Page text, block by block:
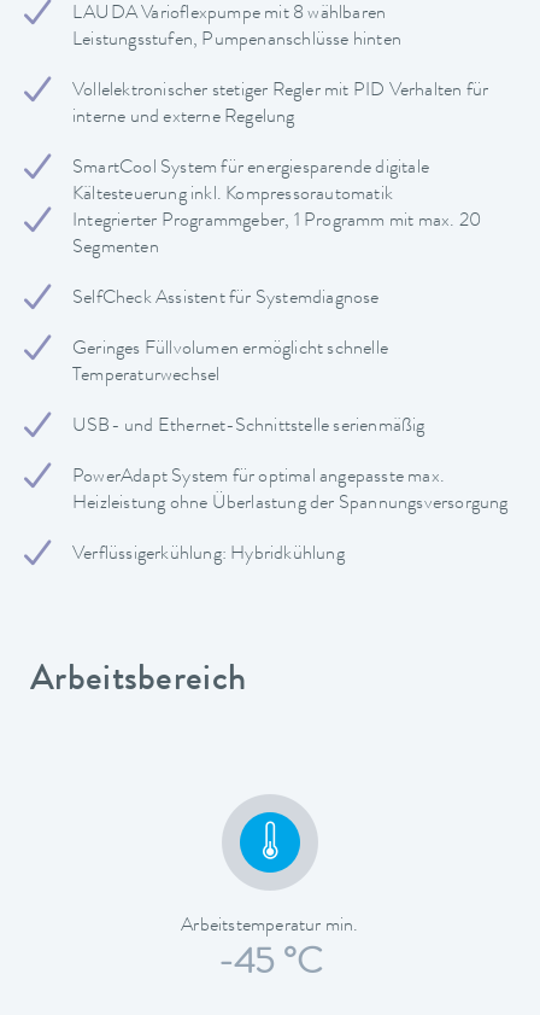
LAUDA Varioflexpumpe mit 8 wählbaren
Leistungsstufen, Pumpenanschlüsse hinten
Vollelektronischer stetiger Regler mit PID Verhalten für
interne und externe Regelung
SmartCool System für energiesparende digitale
Kältesteuerung inkl. Kompressorautomatik
Integrierter Programmgeber, 1 Programm mit max. 20
Segmenten
SelfCheck Assistent für Systemdiagnose
Geringes Füllvolumen ermöglicht schnelle
Temperaturwechsel
USB- und Ethernet-Schnittstelle serienmäßig
PowerAdapt System für optimal angepasste max.
Heizleistung ohne Überlastung der Spannungsversorgung
Verflüssigerkühlung: Hybridkühlung
Arbeitsbereich
Arbeitstemperatur min.
-45 °C